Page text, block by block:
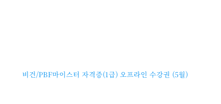
비건/PBF마이스터 자격증(1급) 오프라인 수강권 (5월)